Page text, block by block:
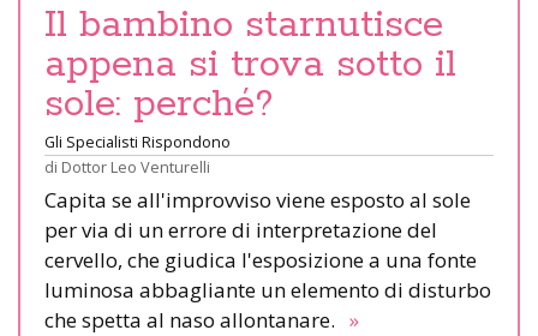
Il bambino starnutisce
appena si trova sotto il
sole: perché?
Gli Specialisti Rispondono
di Dottor Leo Venturelli
Capita se all'improvviso viene esposto al sole
per via di un errore di interpretazione del
cervello, che giudica l'esposizione a una fonte
luminosa abbagliante un elemento di disturbo
che spetta al naso allontanare. »